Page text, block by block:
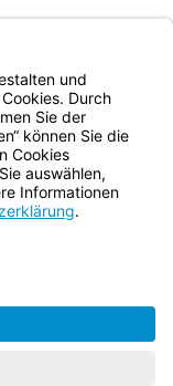
empfehlen wir,
im
Städte und